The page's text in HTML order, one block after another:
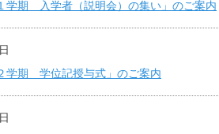
学期 入学者（説明会）の集い」のご案内
学期 学位記授与式」のご案内